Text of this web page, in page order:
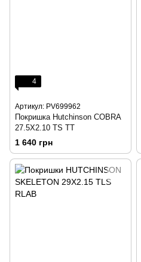
4
Артикул: PV699962
Покришка Hutchinson COBRA
27.5X2.10 TS TT
1 640 грн